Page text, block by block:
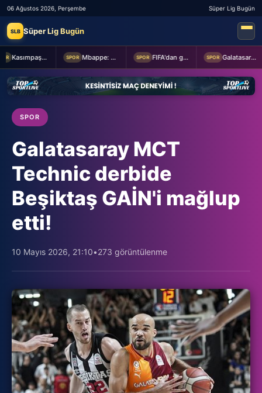
06 Ağustos 2026, Perşembe Süper Lig Bugün
SLB Süper Lig Bugün
Kasımpaşa ile Hull City hazırlık maçında berabere kaldı SPOR Mbappe: Bahis reklamlarında oynamam SPOR FIFA'dan geri adım SPOR Galatasaray taraftarından yönetime transfer tepkisi!
SPOR
Galatasaray MCT
Technic derbide
Beşiktaş GAİN'i mağlup
etti!
10 Mayıs 2026, 21:10•273 görüntülenme